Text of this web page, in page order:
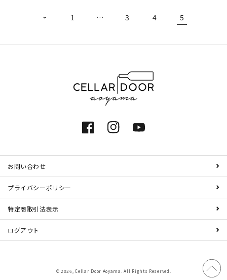
1 … 3 4 5
FacebookInstagramYouTube
お問い合わせ
プライバシーポリシー
特定商取引法表示
ログアウト
© 2026,Cellar Door Aoyama . All Rights Reserved.